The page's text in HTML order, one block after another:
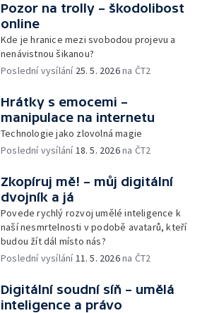
Pozor na trolly – škodolibost
online
Kde je hranice mezi svobodou projevu a
nenávistnou šikanou?
Poslední vysílání 25. 5. 2026na ČT2
Hrátky s emocemi –
manipulace na internetu
Technologie jako zlovolná magie
Poslední vysílání18. 5. 2026na ČT2
Zkopíruj mě! – můj digitální
dvojník a já
Povede rychlý rozvoj umělé inteligence k
naší nesmrtelnosti v podobě avatarů, kteří
budou žít dál místo nás?
Poslední vysílání11. 5. 2026na ČT2
Digitální soudní síň – umělá
inteligence a právo